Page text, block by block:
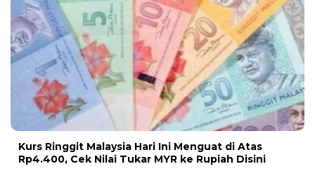
Kurs Ringgit Malaysia Hari Ini Menguat di Atas
Rp4.400, Cek Nilai Tukar MYR ke Rupiah Disini